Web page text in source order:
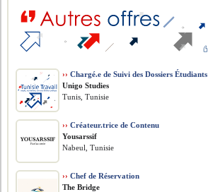
›› Chargé.e de Suivi des Dossiers Étudiants
Unigo Studies
Tunis, Tunisie
›› Créateur.trice de Contenu
Yousarssif
Nabeul, Tunisie
›› Chef de Réservation
The Bridge